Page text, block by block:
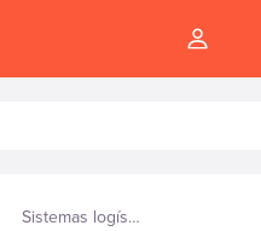
Sistemas logísticos de transportes – E-book